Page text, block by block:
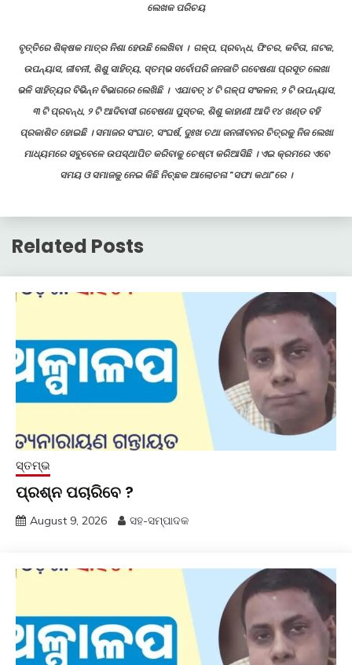
ଲେଖକ ପରିଚୟ
ବୃତ୍ତିରେ ଶିକ୍ଷକ ମାତ୍ର ନିଶା ହେଉଛି ଲେଖିବା । ଗଳ୍ପ, ପ୍ରବନ୍ଧ, ଫିଚର, କବିତା, ନାଟକ,
ଉପନ୍ୟାସ, ଜୀବନୀ, ଶିଶୁ ସାହିତ୍ୟ, ସ୍ତମ୍ଭ ସର୍ବୋପରି ଜନଜାତି ଗବେଷଣା ପ୍ରସୂତ ଲେଖା
ଭଳି ସାହିତ୍ୟର ବିଭିନ୍ନ ବିଭାଗରେ ଲେଖିଛି । ଏଯାବତ୍ ୪ ଟି ଗଳ୍ପ ସଂକଳନ, ୨ ଟି ଉପନ୍ୟାସ,
୩ ଟି ପ୍ରବନ୍ଧ, ୨ ଟି ଆଦିବାସୀ ଗବେଷଣା ପୁସ୍ତକ, ଶିଶୁ କାହାଣୀ ଆଦି ୧୪ ଖଣ୍ଡ ବହି
ପ୍ରକାଶିତ ହୋଇଛି । ସମାଜର ସଂଘାତ, ସଂଘର୍ଷ, ଦୁଃଖ ତଥା ଜନଜୀବନର ଚିତ୍ରକୁ ନିଜ ଲେଖା
ମାଧ୍ୟମରେ ସବୁବେଳେ ଉପସ୍ଥାପିତ କରିବାକୁ ଚେଷ୍ଟା କରିଆସିଛି । ଏଇ କ୍ରମରେ ଏବେ
ସମୟ ଓ ସମାଜକୁ ନେଇ କିଛି ନିଚ୍ଛକ ଆଲୋଚନା “ସଫା କଥା”ରେ ।
Related Posts
ସ୍ତମ୍ଭ
ପ୍ରଶ୍ନ ପଚାରିବେ ?
August 9, 2026 ସହ-ସମ୍ପାଦକ